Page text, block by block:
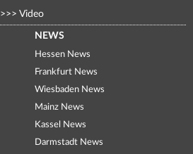
>>> Video
NEWS
Hessen News
Frankfurt News
Wiesbaden News
Mainz News
Kassel News
Darmstadt News